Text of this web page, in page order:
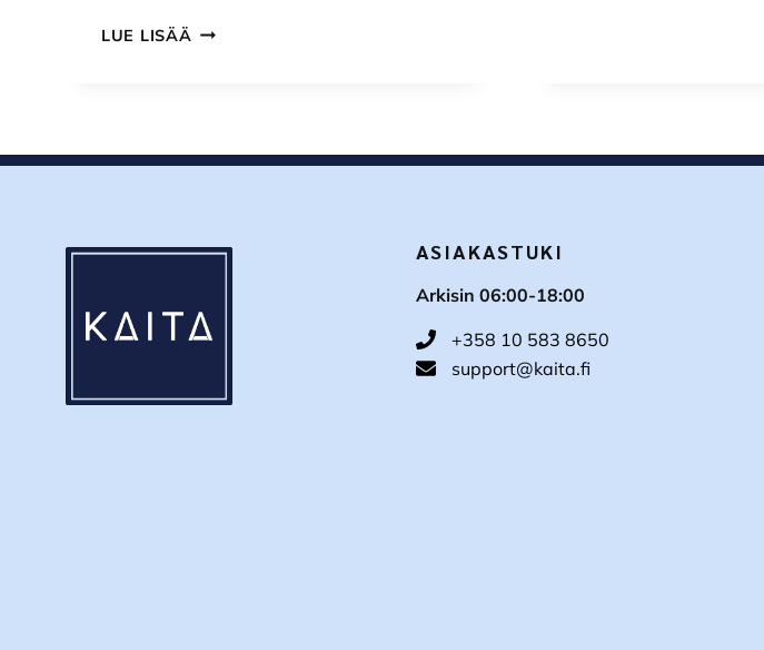
LUE LISÄÄ IBM
ASIAKASTUKI
Arkisin 06:00-18:00
+358 10 583 8650
support@kaita.fi